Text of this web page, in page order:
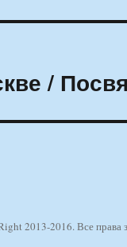
/
2013-2016. Все права